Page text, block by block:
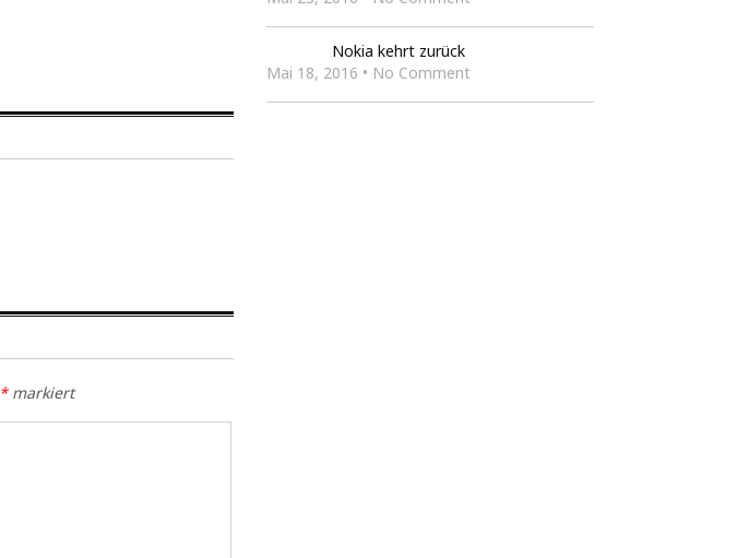
*markiert
Nokia kehrt zurück
Mai 18, 2016 • No Comment